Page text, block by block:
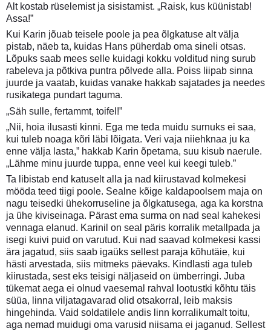
Alt kostab rüselemist ja sisistamist. „Raisk, kus küünistab!
Assa!”
Kui Karin jõuab teisele poole ja pea õlgkatuse alt välja
pistab, näeb ta, kuidas Hans püherdab oma sineli otsas.
Lõpuks saab mees selle kuidagi kokku volditud ning surub
rabeleva ja põtkiva puntra põlvede alla. Poiss liipab sinna
juurde ja vaatab, kuidas vanake hakkab sajatades ja needes
rusikatega pundart taguma.
„Säh sulle, fertammt, toifel!”
„Nii, hoia ilusasti kinni. Ega me teda muidu surnuks ei saa,
kui tuleb noaga kõri läbi lõigata. Veri vaja niiehknaa ju ka
enne välja lasta,” hakkab Karin õpetama, suu kisub naerule.
„Lähme minu juurde tuppa, enne veel kui keegi tuleb.”
Ta libistab end katuselt alla ja nad kiirustavad kolmekesi
mööda teed tiigi poole. Sealne kõige kaldapoolsem maja on
nagu teisedki ühekorruseline ja õlgkatusega, aga ka korstna
ja ühe kiviseinaga. Pärast ema surma on nad seal kahekesi
vennaga elanud. Karinil on seal päris korralik metallpada ja
isegi kuivi puid on varutud. Kui nad saavad kolmekesi kassi
ära jagatud, siis saab igaüks sellest paraja kõhutäie, kui
hästi arvestada, siis mitmeks päevaks. Kindlasti aga tuleb
kiirustada, sest eks teisigi näljaseid on ümberringi. Juba
tükemat aega ei olnud vaesemal rahval lootustki kõhtu täis
süüa, linna viljatagavarad olid otsakorral, leib maksis
hingehinda. Vaid soldatilele andis linn korralikumalt toitu,
aga nemad muidugi oma varusid niisama ei jaganud. Sellest